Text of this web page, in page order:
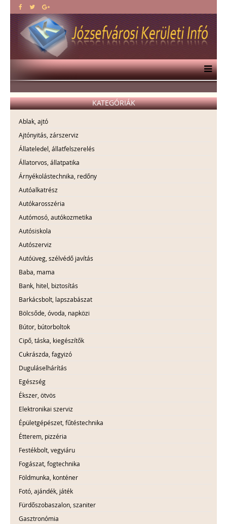
KATEGÓRIÁK
Ablak, ajtó
Ajtónyitás, zárszerviz
Állateledel, állatfelszerelés
Állatorvos, állatpatika
Árnyékolástechnika, redőny
Autóalkatrész
Autókarosszéria
Autómosó, autókozmetika
Autósiskola
Autószerviz
Autóüveg, szélvédő javítás
Baba, mama
Bank, hitel, biztosítás
Barkácsbolt, lapszabászat
Bölcsőde, óvoda, napközi
Bútor, bútorboltok
Cipő, táska, kiegészítők
Cukrászda, fagyizó
Duguláselhárítás
Egészség
Ékszer, ötvös
Elektronikai szerviz
Épületgépészet, fűtéstechnika
Étterem, pizzéria
Festékbolt, vegyiáru
Fogászat, fogtechnika
Földmunka, konténer
Fotó, ajándék, játék
Fürdőszobaszalon, szaniter
Gasztronómia